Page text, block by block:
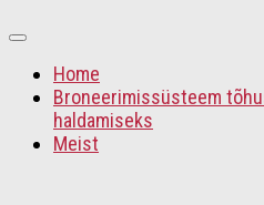
Home
Broneerimissüsteem
haldamiseks
Meist